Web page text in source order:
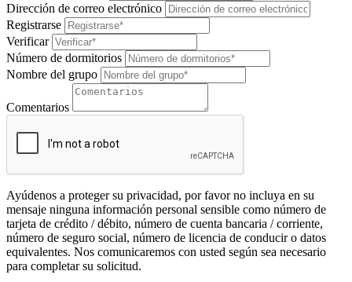
Dirección de correo electrónico
Registrarse
Verificar
Número de dormitorios
Nombre del grupo
Comentarios
Ayúdenos a proteger su privacidad, por favor no incluya en su
mensaje ninguna información personal sensible como número de
tarjeta de crédito / débito, número de cuenta bancaria / corriente,
número de seguro social, número de licencia de conducir o datos
equivalentes. Nos comunicaremos con usted según sea necesario
para completar su solicitud.